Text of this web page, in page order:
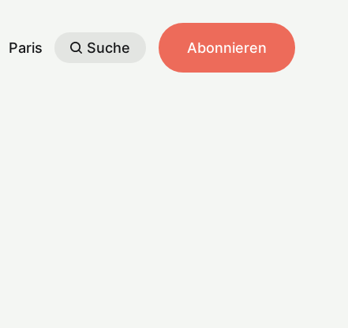
Paris Suche Abonnieren